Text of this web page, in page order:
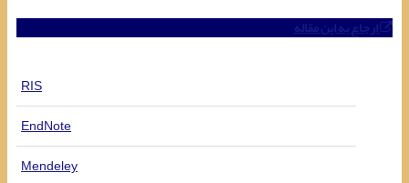
ارجاع به این مقاله
RIS
EndNote
Mendeley